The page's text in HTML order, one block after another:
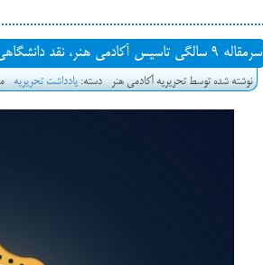
سرمقاله 9 سالگی تاسیس آکادمی هنر، نقد دانشگاهی و نقد روزمره
نوشته شده توسط تحریریه آکادمی هنر دسته:یادداشت تحریریه